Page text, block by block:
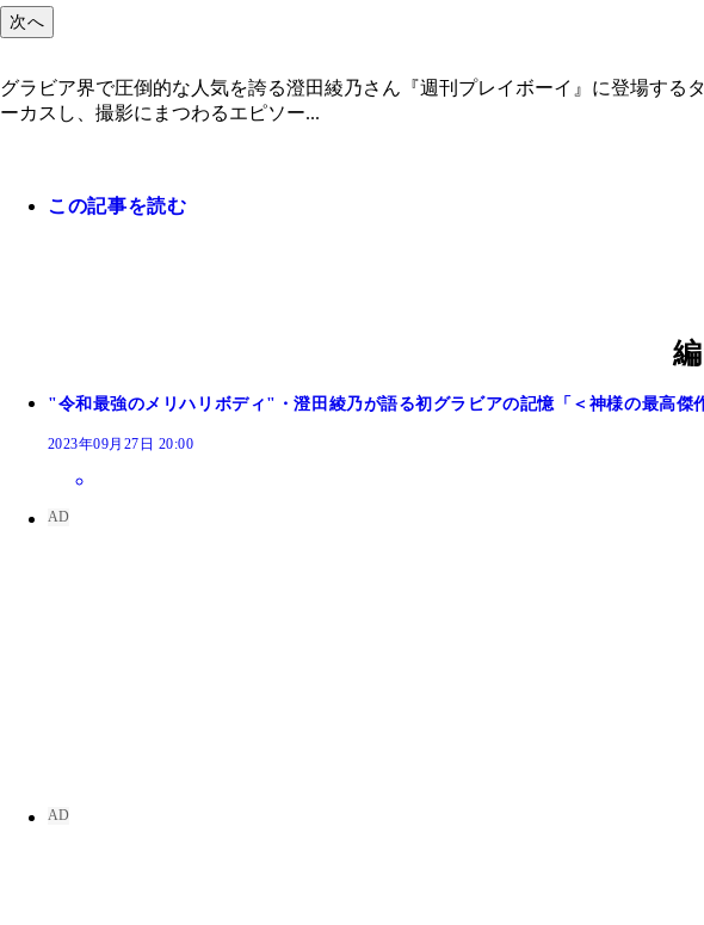
次へ
グラビア界で圧倒的な人気を誇る澄田綾乃さん『週刊プレイボーイ』に登場す
ーカスし、撮影にまつわるエピソー...
この記事を読む
"令和最強のメリハリボディ"・澄田綾乃が語る初グラビアの記憶「＜神様の最高
2023年09月27日 20:00